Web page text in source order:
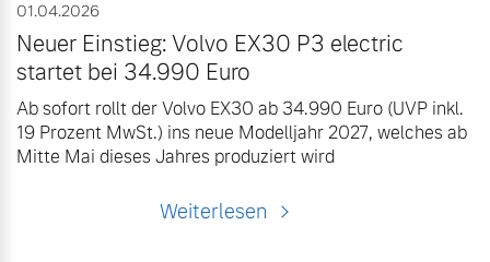
01.04.2026
Neuer Einstieg: Volvo EX30 P3 electric
startet bei 34.990 Euro
Ab sofort rollt der Volvo EX30 ab 34.990 Euro (UVP inkl.
19 Prozent MwSt.) ins neue Modelljahr 2027, welches ab
Mitte Mai dieses Jahres produziert wird
Weiterlesen